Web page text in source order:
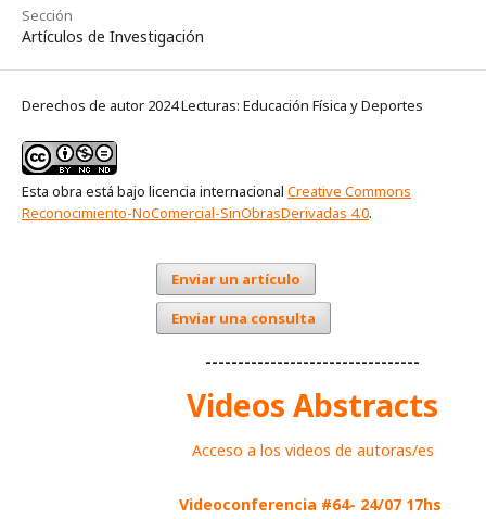
Sección
Artículos de Investigación
Derechos de autor 2024 Lecturas: Educación Física y Deportes
Esta obra está bajo licencia internacional Creative Commons
Reconocimiento-NoComercial-SinObrasDerivadas 4.0.
Enviar un artículo
Enviar una consulta
---------------------------------
Videos Abstracts
Acceso a los videos de autoras/es
Videoconferencia #64- 24/07 17hs